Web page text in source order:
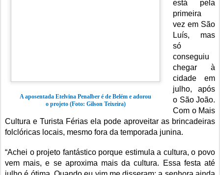
A aposentada Etelvina Penalber é de Belém e adorou
o projeto (Foto: Gilson Teixeira)
está pela
primeira
vez em São
Luís, mas
só
conseguiu
chegar à
cidade em
julho, após
o São João.
Com o Mais
Cultura e Turista Férias ela pode aproveitar as brincadeiras
folclóricas locais, mesmo fora da temporada junina.
“Achei o projeto fantástico porque estimula a cultura, o povo
vem mais, e se aproxima mais da cultura. Essa festa até